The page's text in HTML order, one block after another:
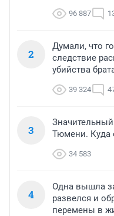
96 887
2
Думали, что
следствие
убийства
39 324
3
Тюмени. Куда
34 583
4
Одна вышла
развелся и
перемены в